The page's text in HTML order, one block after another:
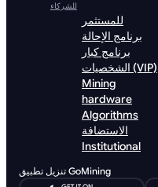
للشركاء
للمستثمر
برنامج الإحالة
برنامج كبار
الشخصيات (VIP)
Mining
hardware
Algorithms
الاستضافة
Institutional
تنزيل تطبيق GoMining